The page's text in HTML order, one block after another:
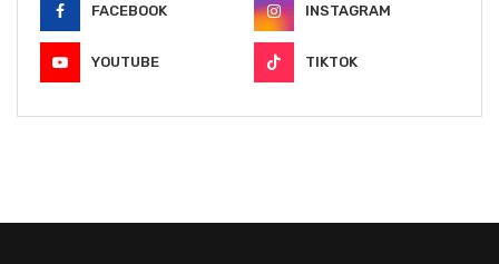
FACEBOOK INSTAGRAM
YOUTUBE TIKTOK